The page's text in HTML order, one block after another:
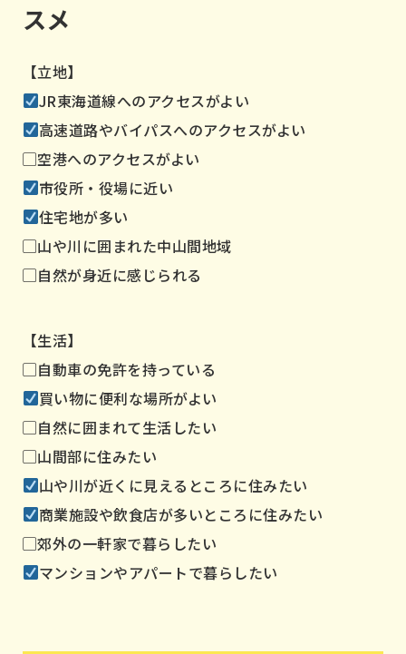
スメ
【立地】
JR東海道線へのアクセスがよい
高速道路やバイパスへのアクセスがよい
▢空港へのアクセスがよい
市役所・役場に近い
住宅地が多い
▢山や川に囲まれた中山間地域
▢自然が身近に感じられる
【生活】
▢自動車の免許を持っている
買い物に便利な場所がよい
▢自然に囲まれて生活したい
▢山間部に住みたい
山や川が近くに見えるところに住みたい
商業施設や飲食店が多いところに住みたい
▢郊外の一軒家で暮らしたい
マンションやアパートで暮らしたい